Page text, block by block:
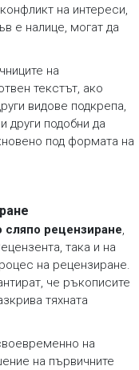
на интереси,
е налице, могат да
на
текстът, ако
видове подкрепа,
други подобни да
под формата на
сляпо рецензиране,
така и на
на рецензиране.
че ръкописите
тяхната
на
на първичните